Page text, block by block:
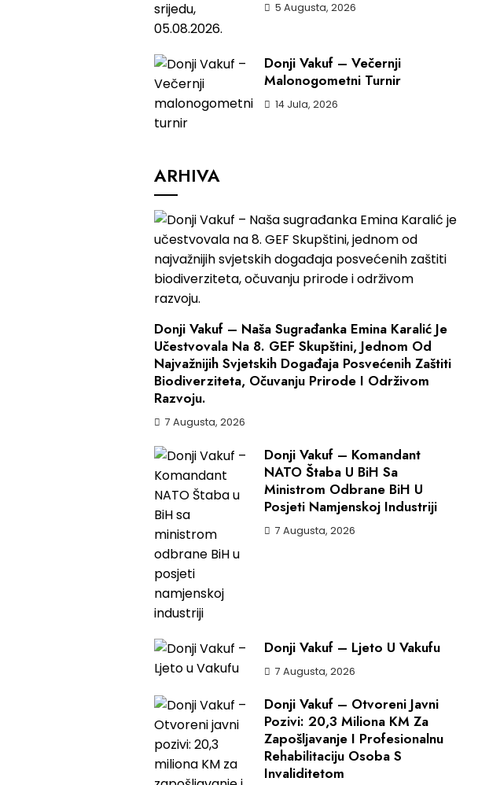
5 Augusta, 2026
Donji Vakuf – Večernji
Malonogometni Turnir
14 Jula, 2026
ARHIVA
Donji Vakuf – Naša Sugrađanka Emina Karalić Je
Učestvovala Na 8. GEF Skupštini, Jednom Od
Najvažnijih Svjetskih Događaja Posvećenih Zaštiti
Biodiverziteta, Očuvanju Prirode I Održivom
Razvoju.
7 Augusta, 2026
Donji Vakuf – Komandant
NATO Štaba U BiH Sa
Ministrom Odbrane BiH U
Posjeti Namjenskoj Industriji
7 Augusta, 2026
Donji Vakuf – Ljeto U Vakufu
7 Augusta, 2026
Donji Vakuf – Otvoreni Javni
Pozivi: 20,3 Miliona KM Za
Zapošljavanje I Profesionalnu
Rehabilitaciju Osoba S
Invaliditetom